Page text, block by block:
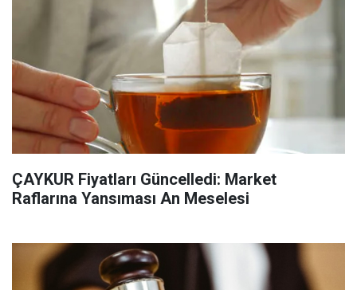
ÇAYKUR Fiyatları Güncelledi: Market
Raflarına Yansıması An Meselesi